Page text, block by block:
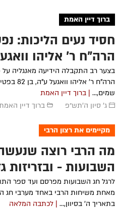
ברוך דיין האמת
חסיד נעים הליכות:
הרה"ח ר' אליהו
בצער רב התקבלה הידיעה מאנגליה על
הרה"ח ר'
שמים,... | ברוך דיין האמת
ג' סיון ה׳תש״פ
ברוך דיין
מקיימים את רצון הרבי
מה הרבי רוצה
השבועות - ובזריזות
לרגל חג השבועות מפרסם ועד ספר
מאחת משיחות הרבי באחד מערבי חג
בתאריך ה' בסיוון,... | לכתבה המלאה